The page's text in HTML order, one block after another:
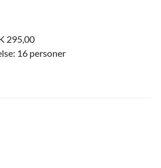
295,00
16 personer